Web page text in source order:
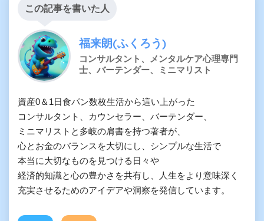
この記事を書いた人
福来朗(ふくろう)
コンサルタント、メンタルケア心理専門
士、バーテンダー、ミニマリスト
資産0＆1日食パン数枚生活から這い上がった
コンサルタント、カウンセラー、バーテンダー、
ミニマリストと多岐の肩書を持つ著者が、
心とお金のバランスを大切にし、シンプルな生活で
本当に大切なものを見つける日々や
経済的知識と心の豊かさを共有し、人生をより意味深く
充実させるためのアイデアや洞察を発信しています。